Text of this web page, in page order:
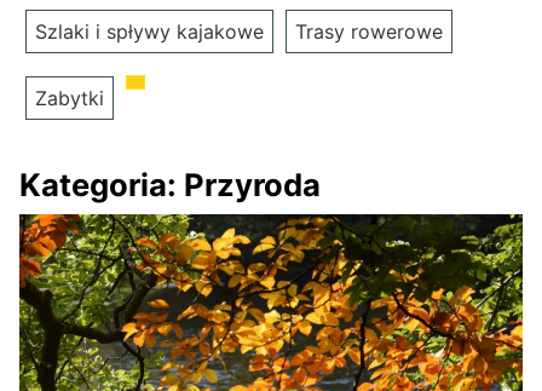
Szlaki i spływy kajakowe Trasy rowerowe
Zabytki
Kategoria: Przyroda